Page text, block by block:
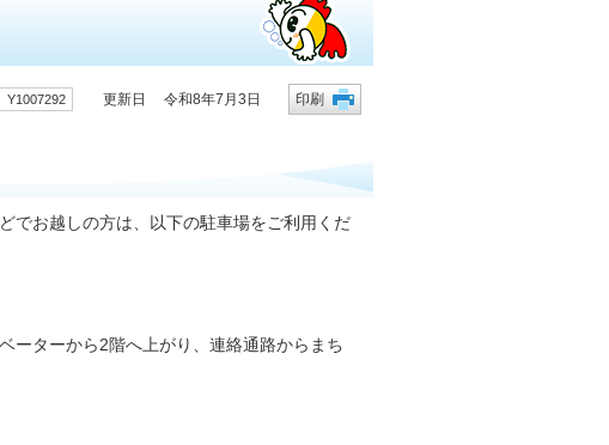
更新日 令和8年7月3日 印刷
でお越しの方は、以下の駐車場をご利用くだ
ーターから2階へ上がり、連絡通路からまち